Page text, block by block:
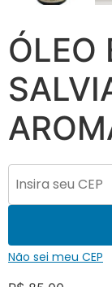
ÓLEO
Não sei meu CEP